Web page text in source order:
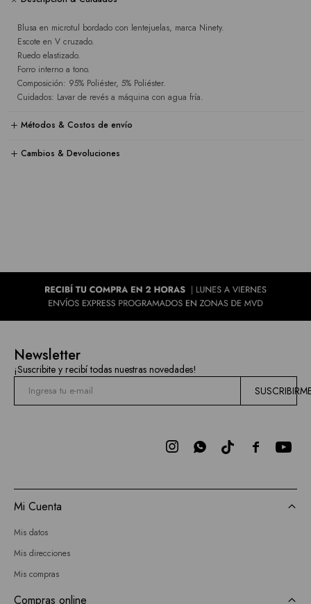
Blusa en microtul bordado con lentejuelas, marca Ninety.
Escote en V cruzado.
Ruedo elastizado.
Forro interno a tono.
Composición: 95% Poliéster, 5% Poliéster.
Cuidados: Lavar de revés a máquina con agua fría.
Métodos & Costos de envío
Cambios & Devoluciones
Newsletter
¡Suscribite y recibí todas nuestras novedades!

 
Mi Cuenta
Mis datos
Mis direcciones
Mis compras
Compras online